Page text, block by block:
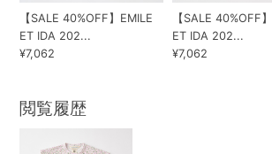
【SALE 40%OFF】EMILE
ET IDA 202...
¥7,062
【SALE 40%OFF
ET IDA 202...
¥7,062
閲覧履歴